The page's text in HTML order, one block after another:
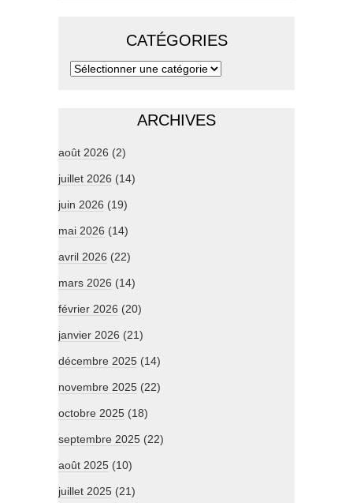
CATÉGORIES
ARCHIVES
août 2026 (2)
juillet 2026 (14)
juin 2026 (19)
mai 2026 (14)
avril 2026 (22)
mars 2026 (14)
février 2026 (20)
janvier 2026 (21)
décembre 2025 (14)
novembre 2025 (22)
octobre 2025 (18)
septembre 2025 (22)
août 2025 (10)
juillet 2025 (21)